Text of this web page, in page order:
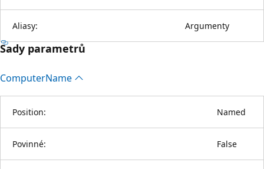
Aliasy: Argumenty
Sady parametrů
ComputerName
Position: Named
Povinné: False